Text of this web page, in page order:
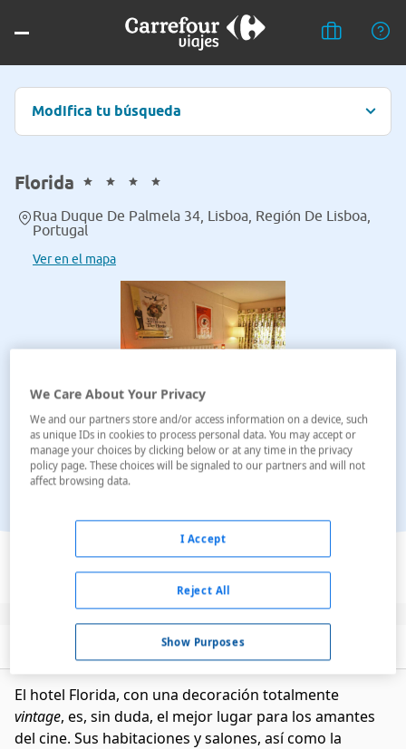
Modifica tu búsqueda
Florida
Rua Duque De Palmela 34, Lisboa, Región De Lisboa,
Portugal
Ver en el mapa
Ver en el mapa
Servicios
El hotel Florida, con una decoración totalmente
vintage, es, sin duda, el mejor lugar para los amantes
del cine. Sus habitaciones y salones, así como la
We Care About Your Privacy
We and our partners store and/or access information on a device, such
as unique IDs in cookies to process personal data. You may accept or
manage your choices by clicking below or at any time in the privacy
policy page. These choices will be signaled to our partners and will not
affect browsing data.
Show Purposes
Reject All
I Accept